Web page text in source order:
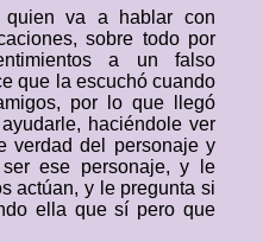
va a hablar con
sobre todo por
a un falso
que la escuchó cuando
por lo que llegó
haciéndole ver
verdad del personaje y
ese personaje, y le
actúan, y le pregunta si
ella que sí pero que